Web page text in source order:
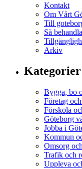
Kontakt
Om Vårt
Till
Så
Arkiv
Kategorier
Bygga, bo
Företag
Förskola
Göteborg
Jobba i
Kommun
Omsorg
Trafik och
Uppleva